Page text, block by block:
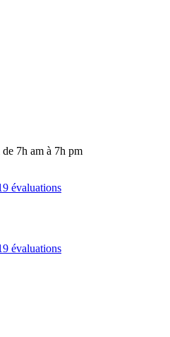
7h am à 7h pm
évaluations
évaluations